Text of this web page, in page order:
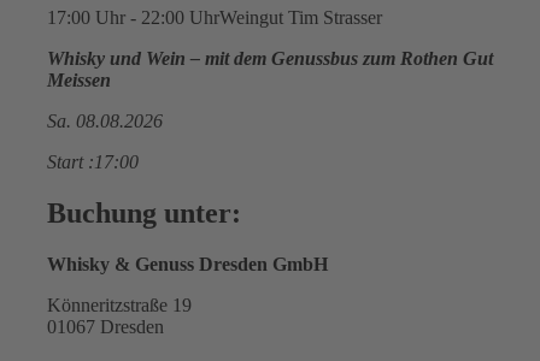
17:00 Uhr - 22:00 UhrWeingut Tim Strasser
Whisky und Wein – mit dem Genussbus zum Rothen Gut
Meissen
Sa. 08.08.2026
Start :17:00
Buchung unter:
Whisky & Genuss Dresden GmbH
Könneritzstraße 19
01067 Dresden